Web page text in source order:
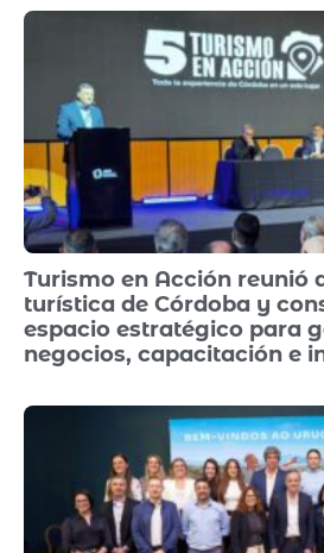
Turismo en Acción reunió
turística de Córdoba y
espacio estratégico para
negocios, capacitación e